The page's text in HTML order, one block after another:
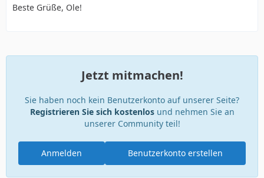
Beste Grüße, Ole!
Jetzt mitmachen!
Sie haben noch kein Benutzerkonto auf unserer Seite?
Registrieren Sie sich kostenlosund nehmen Sie an
unserer Community teil!
Benutzerkonto erstellen
Anmelden